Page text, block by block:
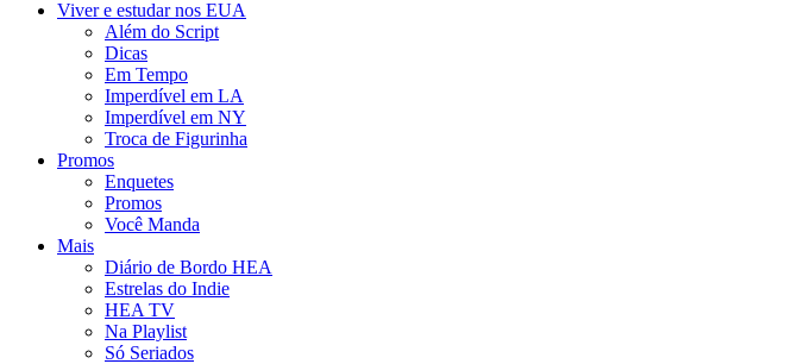
Viver e estudar nos EUA
Além do Script
Dicas
Em Tempo
Imperdível em LA
Imperdível em NY
Troca de Figurinha
Promos
Enquetes
Promos
Você Manda
Mais
Diário de Bordo HEA
Estrelas do Indie
HEA TV
Na Playlist
Só Seriados